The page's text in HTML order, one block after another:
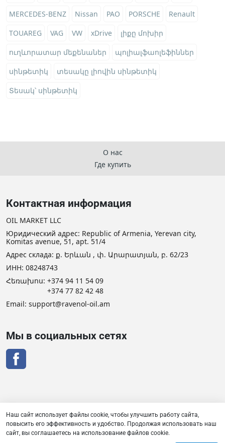
MERCEDES-BENZ
Nissan PAO PORSCHE
Renault
TOUAREG
VAG VW xDrive
լիքը մոխիր
ուղևորատար մեքենաներ
պոլիալֆաոլեֆիններ
սինթետիկ
տեսակը լիովին սինթետիկ
Տեսակ՝ սինթետիկ
О нас
Где купить
Контактная информация
OIL MARKET LLC
Юридический адрес: Republic of Armenia, Yerevan city,
Komitas avenue, 51, apt. 51/4
Адрес склада: ք. Երևան , փ. Արարատյան, բ. 62/23
ИНН: 08248743
Հեռախոս: +374 94 11 54 09
+374 77 82 42 48
Email: support@ravenol-oil.am
Мы в социальных сетях
Сертификат дистрибьютора RAVENOL
Наш сайт использует файлы cookie, чтобы улучшить работу сайта,
повысить его эффективность и удобство. Продолжая использовать наш
сайт, вы соглашаетесь на использование файлов cookie.